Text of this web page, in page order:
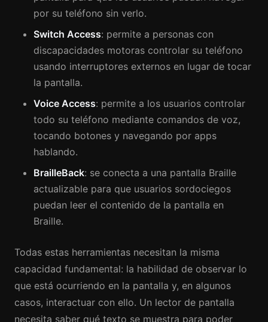
por su teléfono sin verlo.
Switch Access: permite a personas con
discapacidades motoras controlar su teléfono
usando interruptores externos en lugar de tocar
la pantalla.
Voice Access: permite a los usuarios controlar
todo su teléfono mediante comandos de voz,
tocando botones y navegando por apps
hablando.
BrailleBack: se conecta a una pantalla Braille
actualizable para que usuarios sordociegos
puedan leer el contenido de la pantalla en
Braille.
Todas estas herramientas necesitan la misma
capacidad fundamental: la habilidad de observar lo
que está ocurriendo en la pantalla y, en algunos
casos, interactuar con ello. Un lector de pantalla
necesita saber qué texto se muestra para poder